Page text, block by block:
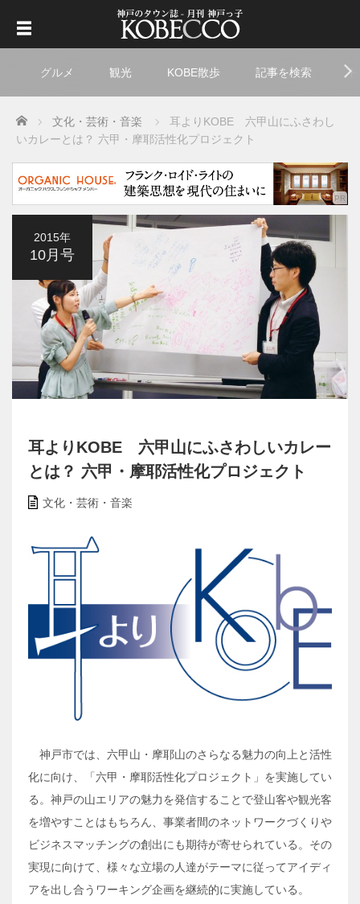
グルメ 観光 KOBE散歩 記事を検索
Home 文化・芸術・音楽
耳よりKOBE 六甲山にふさわし
いカレーとは？ 六甲・摩耶活性化プロジェクト
2015年
10月号
耳よりKOBE 六甲山にふさわしいカレー
とは？ 六甲・摩耶活性化プロジェクト
文化・芸術・音楽
神戸市では、六甲山・摩耶山のさらなる魅力の向上と活性
化に向け、「六甲・摩耶活性化プロジェクト」を実施してい
る。神戸の山エリアの魅力を発信することで登山客や観光客
を増やすことはもちろん、事業者間のネットワークづくりや
ビジネスマッチングの創出にも期待が寄せられている。その
実現に向けて、様々な立場の人達がテーマに従ってアイディ
アを出し合うワーキング企画を継続的に実施している。